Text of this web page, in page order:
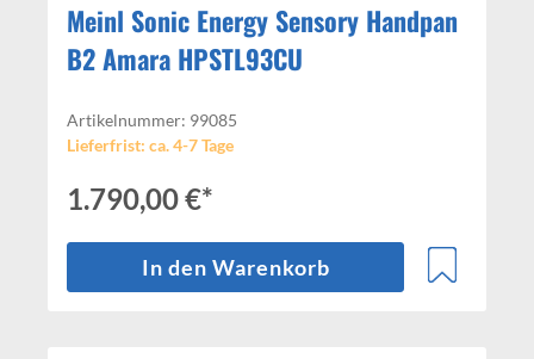
Meinl Sonic Energy Sensory Handpan
B2 Amara HPSTL93CU
Artikelnummer: 99085
Lieferfrist: ca. 4-7 Tage
1.790,00 €*
In den Warenkorb